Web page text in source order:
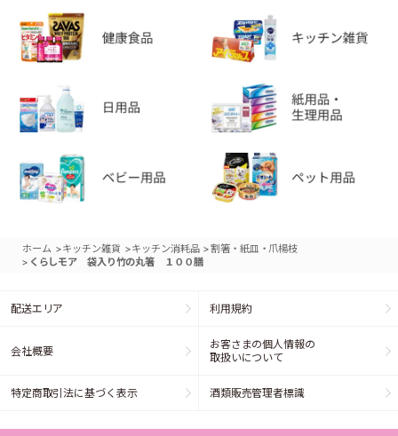
ホーム >キッチン雑貨 >キッチン消耗品 >割箸・紙皿・爪楊枝
> くらしモア 袋入り竹の丸箸 １００膳
配送エリア 利用規約
会社概要
お客さまの個人情報の
取扱いについて
特定商取引法に基づく表示 酒類販売管理者標識